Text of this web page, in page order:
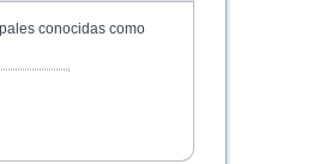
conocidas como